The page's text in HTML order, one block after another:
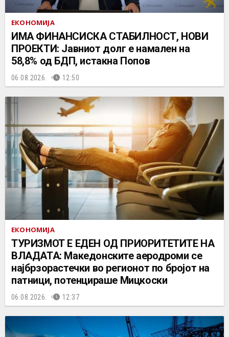
ЕКОНОМИЈА
ИМА ФИНАНСИСКА СТАБИЛНОСТ, НОВИ
ПРОЕКТИ: Јавниот долг е намален на
58,8% од БДП, истакна Попов
06.08.2026. 12:50
ЕКОНОМИЈА
ТУРИЗМОТ Е ЕДЕН ОД ПРИОРИТЕТИТЕ НА
ВЛАДАТА: Македонските аеродроми се
најбрзорастечки во регионот по бројот на
патници, потенцираше Мицкоски
06.08.2026. 12:37